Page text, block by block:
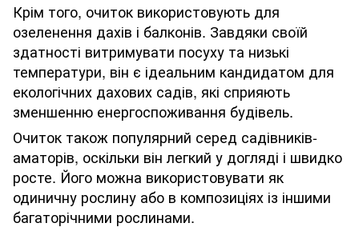
Крім того, очиток використовують для
озеленення дахів і балконів. Завдяки своїй
здатності витримувати посуху та низькі
температури, він є ідеальним кандидатом для
екологічних дахових садів, які сприяють
зменшенню енергоспоживання будівель.
Очиток також популярний серед садівників-
аматорів, оскільки він легкий у догляді і швидко
росте. Його можна використовувати як
одиничну рослину або в композиціях із іншими
багаторічними рослинами.